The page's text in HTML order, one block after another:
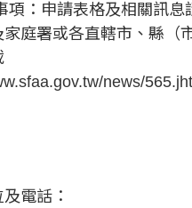
項：申請表格及相關訊息
家庭署或各直轄市、縣（
news/
電話：